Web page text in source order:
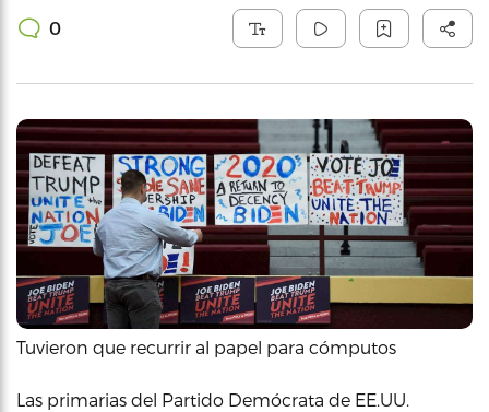
0
Tuvieron que recurrir al papel para cómputos
Las primarias del Partido Demócrata de EE.UU.